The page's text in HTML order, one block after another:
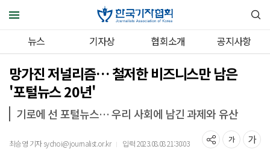
뉴스 기자상 협회소개 공지사항
망가진 저널리즘… 철저한 비즈니스만 남은
'포털뉴스 20년'
기로에 선 포털뉴스… 우리 사회에 남긴 과제와 유산
최승영 기자 sychoi@journalist.or.kr ｜ 입력 2023.08.08 21:30:03